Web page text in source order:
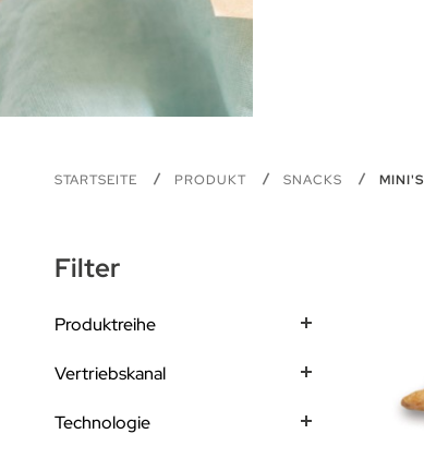
STARTSEITE PRODUKT SNACKS MINI'S
Filter
Produktreihe
Vertriebskanal
Technologie